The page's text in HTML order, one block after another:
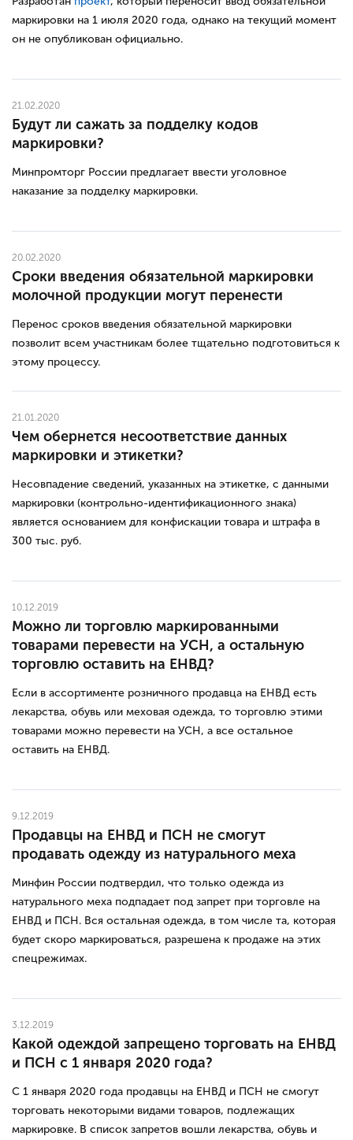
маркировки на 1 июля 2020 года, однако на текущий момент
он не опубликован официально.
21.02.2020
Будут ли сажать за подделку кодов
маркировки?
Минпромторг России предлагает ввести уголовное
наказание за подделку маркировки.
20.02.2020
Сроки введения обязательной маркировки
молочной продукции могут перенести
Перенос сроков введения обязательной маркировки
позволит всем участникам более тщательно подготовиться к
этому процессу.
21.01.2020
Чем обернется несоответствие данных
маркировки и этикетки?
Несовпадение сведений, указанных на этикетке, с данными
маркировки (контрольно-идентификационного знака)
является основанием для конфискации товара и штрафа в
300 тыс. руб.
10.12.2019
Можно ли торговлю маркированными
товарами перевести на УСН, а остальную
торговлю оставить на ЕНВД?
Если в ассортименте розничного продавца на ЕНВД есть
лекарства, обувь или меховая одежда, то торговлю этими
товарами можно перевести на УСН, а все остальное
оставить на ЕНВД.
9.12.2019
Продавцы на ЕНВД и ПСН не смогут
продавать одежду из натурального меха
Минфин России подтвердил, что только одежда из
натурального меха подпадает под запрет при торговле на
ЕНВД и ПСН. Вся остальная одежда, в том числе та, которая
будет скоро маркироваться, разрешена к продаже на этих
спецрежимах.
3.12.2019
Какой одеждой запрещено торговать на ЕНВД
и ПСН с 1 января 2020 года?
С 1 января 2020 года продавцы на ЕНВД и ПСН не смогут
торговать некоторыми видами товаров, подлежащих
маркировке. В список запретов вошли лекарства, обувь и